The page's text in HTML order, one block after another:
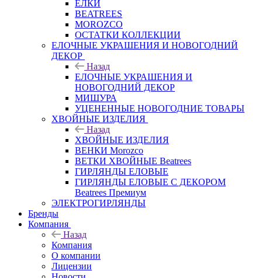
ЕЛКИ
BEATREES
MOROZCO
ОСТАТКИ КОЛЛЕКЦИИ
ЕЛОЧНЫЕ УКРАШЕНИЯ И НОВОГОДНИЙ
ДЕКОР
Назад
ЕЛОЧНЫЕ УКРАШЕНИЯ И
НОВОГОДНИЙ ДЕКОР
МИШУРА
УЦЕНЕННЫЕ НОВОГОДНИЕ ТОВАРЫ
ХВОЙНЫЕ ИЗДЕЛИЯ
Назад
ХВОЙНЫЕ ИЗДЕЛИЯ
ВЕНКИ Morozco
ВЕТКИ ХВОЙНЫЕ Beatrees
ГИРЛЯНДЫ ЕЛОВЫЕ
ГИРЛЯНДЫ ЕЛОВЫЕ С ДЕКОРОМ
Beatrees Премиум
ЭЛЕКТРОГИРЛЯНДЫ
Бренды
Компания
Назад
Компания
О компании
Лицензии